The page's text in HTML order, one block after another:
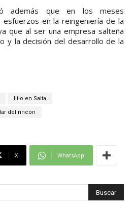
además que en los meses
en la reingeniería de la
que al ser una empresa salteña
y la decisión del desarrollo de la
litio en Salta
del rincon
X WhatsApp